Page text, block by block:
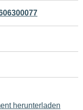
herunterladen